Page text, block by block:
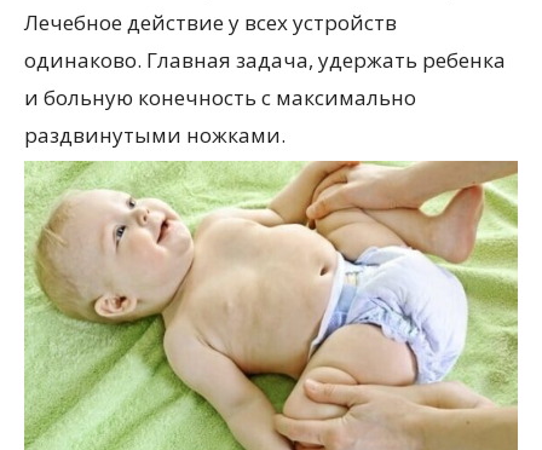
Лечебное действие у всех устройств
одинаково. Главная задача, удержать ребенка
и больную конечность с максимально
раздвинутыми ножками.